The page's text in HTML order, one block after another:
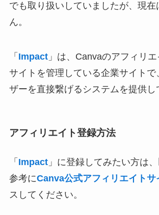
でも取り扱いしていましたが、現在
ん。
「 Impact」は、Canvaのアフィリ
サイトを管理している企業サイトで
ザーを直接繋げるシステムを提供し
アフィリエイト登録方法
「 Impact」に登録してみたい方は
参考にCanva公式アフィリエイトサ
スしてください。